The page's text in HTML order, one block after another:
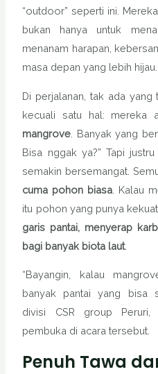
“outdoor” seperti ini.
bukan hanya untuk
menanam harapan,
masa depan yang lebih hijau.
Di perjalanan, tak ada yang
kecuali satu hal: mereka
mangrove . Banyak yang
Bisa nggak ya?” Tapi
semakin bersemangat.
cuma pohon biasa . Kalau
itu pohon yang punya
garis pantai, menyerap
bagi banyak biota laut.
“Bayangin, kalau
banyak pantai yang bisa
divisi CSR group Peruri,
pembuka di acara tersebut.
Penuh Tawa